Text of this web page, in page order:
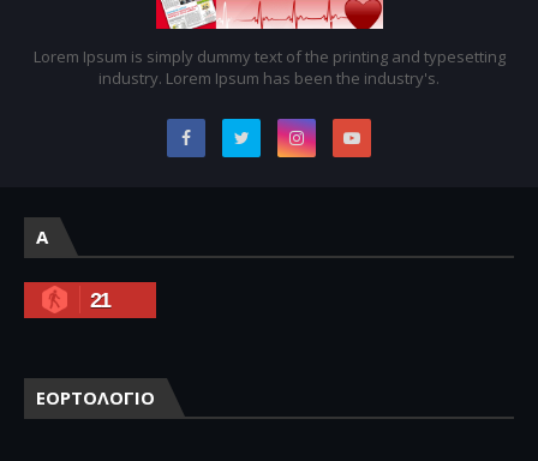
Lorem Ipsum is simply dummy text of the printing and typesetting
industry. Lorem Ipsum has been the industry's.
A
21
ΕΟΡΤΟΛΟΓΙΟ